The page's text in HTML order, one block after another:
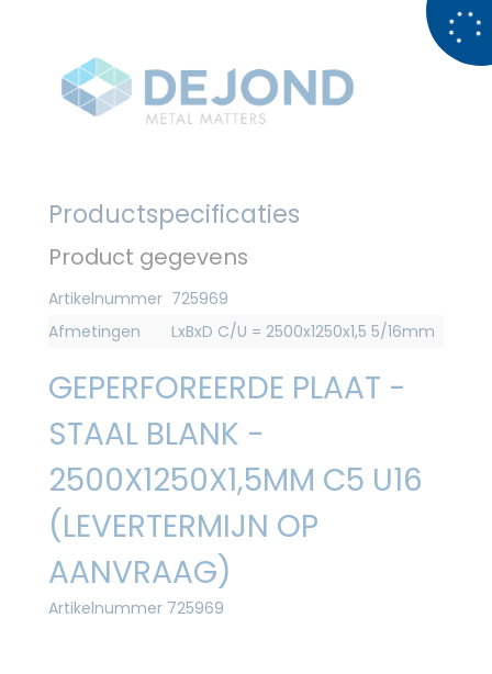
Productspecificaties
Product gegevens
Artikelnummer 725969
Afmetingen
LxBxD C/U = 2500x1250x1,5 5/16mm
GEPERFOREERDE PLAAT -
STAAL BLANK -
2500X1250X1,5MM C5 U16
(LEVERTERMIJN OP
AANVRAAG)
Artikelnummer 725969